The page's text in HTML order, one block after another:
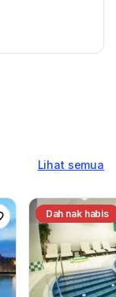
Lihat semua
Dah nak habis